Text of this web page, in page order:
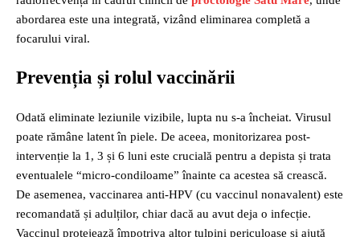
abordarea este una integrată, vizând eliminarea completă a
focarului viral.
Prevenția și rolul vaccinării
Odată eliminate leziunile vizibile, lupta nu s-a încheiat. Virusul
poate rămâne latent în piele. De aceea, monitorizarea post-
intervenție la 1, 3 și 6 luni este crucială pentru a depista și trata
eventualele “micro-condiloame” înainte ca acestea să crească.
De asemenea, vaccinarea anti-HPV (cu vaccinul nonavalent) este
recomandată și adulților, chiar dacă au avut deja o infecție.
Vaccinul protejează împotriva altor tulpini periculoase și ajută